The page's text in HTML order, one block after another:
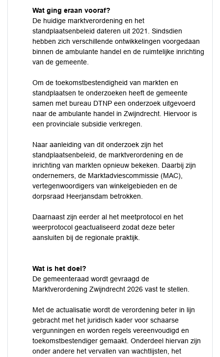
Wat ging eraan vooraf?
De huidige marktverordening en het
standplaatsenbeleid dateren uit 2021. Sindsdien
hebben zich verschillende ontwikkelingen voorgedaan
binnen de ambulante handel en de ruimtelijke inrichting
van de gemeente.
Om de toekomstbestendigheid van markten en
standplaatsen te onderzoeken heeft de gemeente
samen met bureau DTNP een onderzoek uitgevoerd
naar de ambulante handel in Zwijndrecht. Hiervoor is
een provinciale subsidie verkregen.
Naar aanleiding van dit onderzoek zijn het
standplaatsenbeleid, de marktverordening en de
inrichting van markten opnieuw bekeken. Daarbij zijn
ondernemers, de Marktadviescommissie (MAC),
vertegenwoordigers van winkelgebieden en de
dorpsraad Heerjansdam betrokken.
Daarnaast zijn eerder al het meetprotocol en het
weerprotocol geactualiseerd zodat deze beter
aansluiten bij de regionale praktijk.
Wat is het doel?
De gemeenteraad wordt gevraagd de
Marktverordening Zwijndrecht 2026 vast te stellen.
Met de actualisatie wordt de verordening beter in lijn
gebracht met het juridisch kader voor schaarse
vergunningen en worden regels vereenvoudigd en
toekomstbestendiger gemaakt. Onderdeel hiervan zijn
onder andere het vervallen van wachtlijsten, het